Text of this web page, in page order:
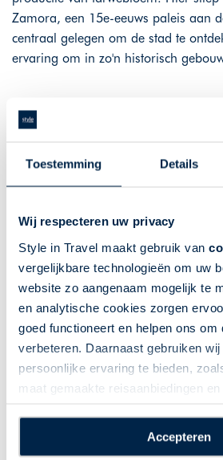
Toestemming Details
Wij respecteren uw privacy
Style in Travel maakt gebruik van
vergelijkbare technologieën om uw
website zo aangenaam mogelijk te
en analytische cookies zorgen
goed functioneert en helpen ons om
verbeteren. Daarnaast gebruiken
persoonlijke ervaring te bieden,
maat gemaakte reisaanbiedingen
plaatsen van alle hierboven
Accepteren
Zamora, een 15e-eeuws paleis aan
centraal gelegen om de stad te
ervaring om in zo'n historisch
Bruisend Léon
Op weg naar León stopten we bij
Bodega & Spa, een luxe hotel
en het wijnhuis, die we natuurlijk
met een wijnproeverij.
De laatste stop van de trip was
het Occidental León Alfonso V hotel.
stadswandeling bezochten we de
gevestigd in het 16e-eeuwse San
parador is 2 jaar dicht geweest voor
weer 2 jaar open. Het is sinds 1986
moderniteit combineert. De kamers